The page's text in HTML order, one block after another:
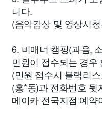
니다.
(음악감상 및 영상시
6. 비매너 캠핑(과음,
민원이 접수되는 경
(민원 접수시 블랙리
(홍*동)과 전화번호 뒷
메이카 전국지점 예약